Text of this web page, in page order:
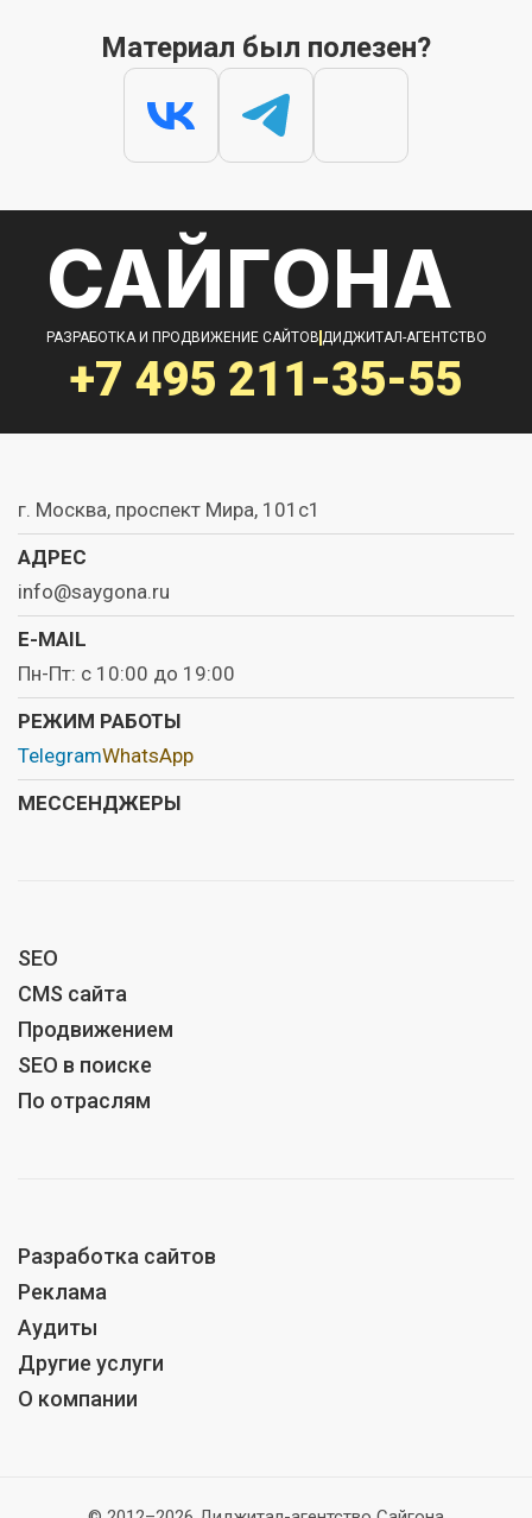
Материал был полезен?
САЙГОНА
РАЗРАБОТКА И ПРОДВИЖЕНИЕ САЙТОВ ДИДЖИТАЛ-АГЕНТСТВО
+7 495 211-35-55
г. Москва, проспект Мира, 101с1
АДРЕС
info@saygona.ru
E-MAIL
Пн-Пт: с 10:00 до 19:00
РЕЖИМ РАБОТЫ
TelegramWhatsApp
МЕССЕНДЖЕРЫ
SEO
CMS сайта
Продвижением
SEO в поиске
По отраслям
Разработка сайтов
Реклама
Аудиты
Другие услуги
О компании